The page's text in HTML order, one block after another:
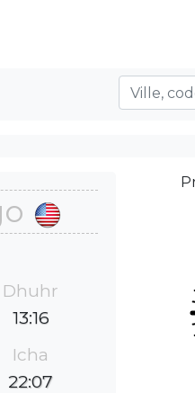
Dhuhr
13:16
Icha
22:07